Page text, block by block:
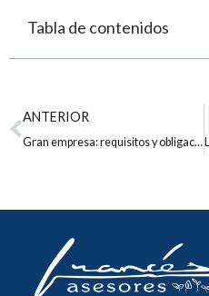
Tabla de contenidos
ANTERIOR
Gran empresa: requisitos y obligaciones tributarias en España